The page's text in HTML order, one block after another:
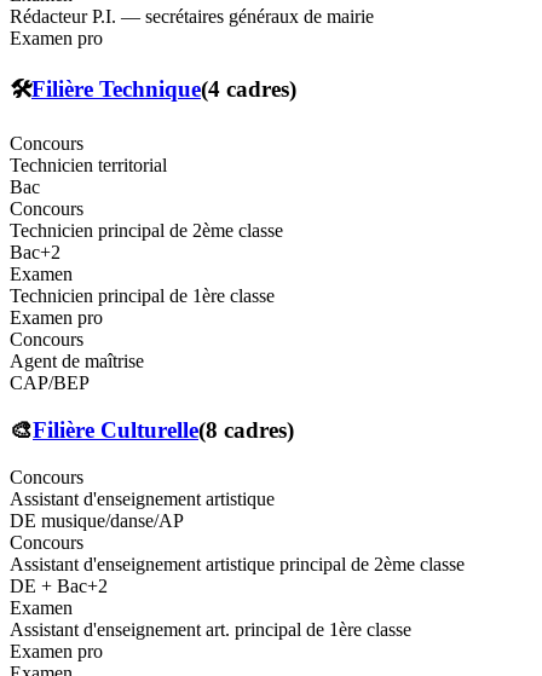
Rédacteur P.I. — secrétaires généraux de mairie
Examen pro
🛠️Filière Technique(4 cadres)
Concours
Technicien territorial
Bac
Concours
Technicien principal de 2ème classe
Bac+2
Examen
Technicien principal de 1ère classe
Examen pro
Concours
Agent de maîtrise
CAP/BEP
🎨Filière Culturelle(8 cadres)
Concours
Assistant d'enseignement artistique
DE musique/danse/AP
Concours
Assistant d'enseignement artistique principal de 2ème classe
DE + Bac+2
Examen
Assistant d'enseignement art. principal de 1ère classe
Examen pro